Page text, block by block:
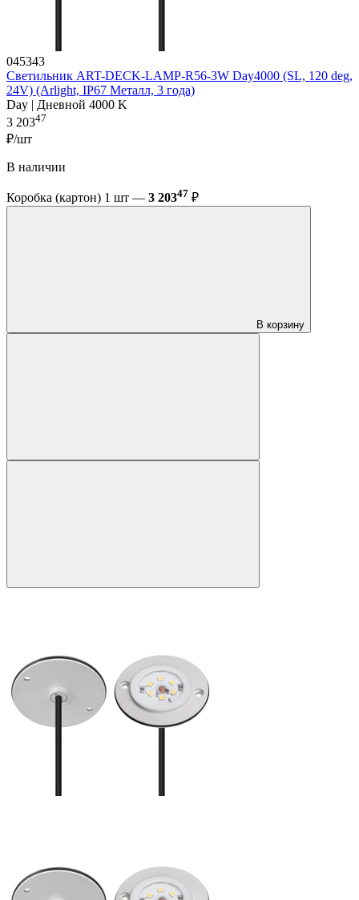
045343
Светильник ART-DECK-LAMP-R56-3W Day4000 (SL, 120 deg,
24V) (Arlight, IP67 Металл, 3 года)
Day | Дневной 4000 K
3 20347
₽/шт
В наличии
Коробка (картон) 1 шт — 3 20347 ₽
В корзину